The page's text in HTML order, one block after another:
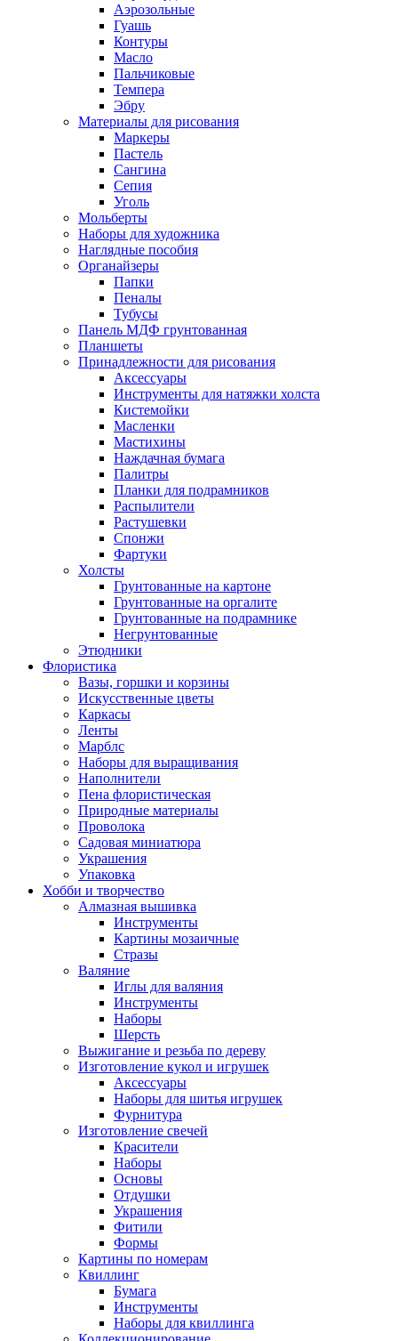
Аэрозольные
Гуашь
Контуры
Масло
Пальчиковые
Темпера
Эбру
Материалы для рисования
Маркеры
Пастель
Сангина
Сепия
Уголь
Мольберты
Наборы для художника
Наглядные пособия
Органайзеры
Папки
Пеналы
Тубусы
Панель МДФ грунтованная
Планшеты
Принадлежности для рисования
Аксессуары
Инструменты для натяжки холста
Кистемойки
Масленки
Мастихины
Наждачная бумага
Палитры
Планки для подрамников
Распылители
Растушевки
Спонжи
Фартуки
Холсты
Грунтованные на картоне
Грунтованные на оргалите
Грунтованные на подрамнике
Негрунтованные
Этюдники
Флористика
Вазы, горшки и корзины
Искусственные цветы
Каркасы
Ленты
Марблс
Наборы для выращивания
Наполнители
Пена флористическая
Природные материалы
Проволока
Садовая миниатюра
Украшения
Упаковка
Хобби и творчество
Алмазная вышивка
Инструменты
Картины мозаичные
Стразы
Валяние
Иглы для валяния
Инструменты
Наборы
Шерсть
Выжигание и резьба по дереву
Изготовление кукол и игрушек
Аксессуары
Наборы для шитья игрушек
Фурнитура
Изготовление свечей
Красители
Наборы
Основы
Отдушки
Украшения
Фитили
Формы
Картины по номерам
Квиллинг
Бумага
Инструменты
Наборы для квиллинга